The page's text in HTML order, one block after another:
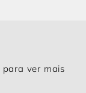
para ver mais